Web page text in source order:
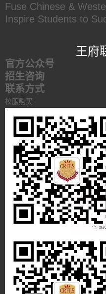
Fuse Chinese &
Inspire Students to
王府
官方公众号
招生咨询
联系方式
校服购买